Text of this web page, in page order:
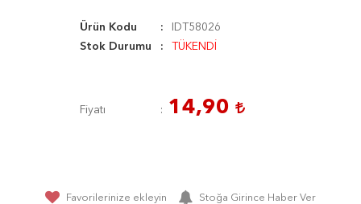
Ürün Kodu
IDT58026
Stok Durumu
TÜKENDİ
Fiyatı 14,90
Favorilerinize ekleyin Stoğa Girince Haber Ver